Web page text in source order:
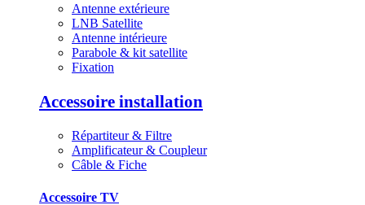
Antenne extérieure
LNB Satellite
Antenne intérieure
Parabole & kit satellite
Fixation
Accessoire installation
Répartiteur & Filtre
Amplificateur & Coupleur
Câble & Fiche
Accessoire TV